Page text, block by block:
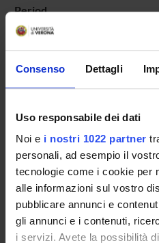
Consenso Dettagli
Uso responsabile dei dati
Noi e i nostri 1022 partner
personali, ad esempio il
tecnologie come i cookie per
alle informazioni sul vostro
pubblicare annunci e
gli annunci e i contenuti,
i servizi. Avete la possibilità
Period
PERIODO DIDATTICO
dal
LESSON TIMETABLE
Go to lesson schedule
Overview
Enrolment Policy